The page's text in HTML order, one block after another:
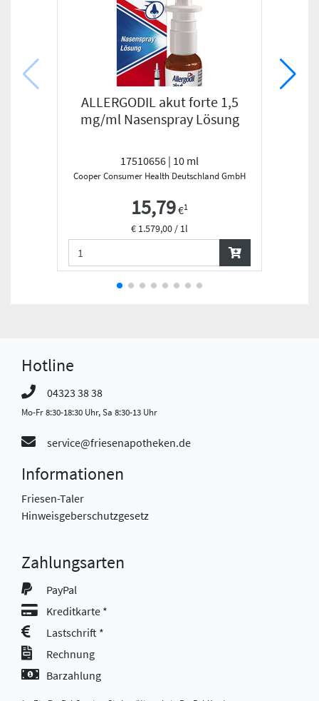
ALLERGODIL akut forte 1,5
mg/ml Nasenspray Lösung
17510656 | 10 ml
Cooper Consumer Health Deutschland GmbH
15,79€1
€ 1.579,00 / 1l
Hotline
04323 38 38
Mo-Fr 8:30-18:30 Uhr, Sa 8:30-13 Uhr
service@friesenapotheken.de
Informationen
Friesen-Taler
Hinweisgeberschutzgesetz
Zahlungsarten
PayPal
Kreditkarte *
Lastschrift *
Rechnung
Barzahlung